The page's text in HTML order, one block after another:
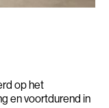
op het
en voortdurend in